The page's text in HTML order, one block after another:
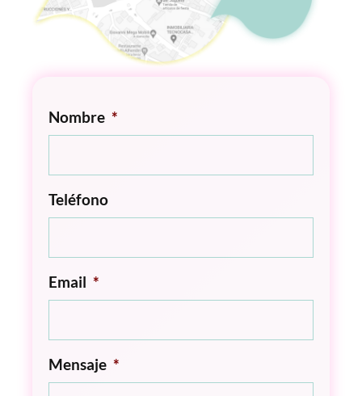
Nombre *
Teléfono
Email *
Mensaje *